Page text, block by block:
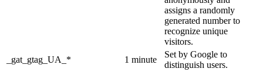
assigns a randomly
generated number to
recognize unique
visitors.
_gat_gtag_UA_*
1 minute
Set by Google to
distinguish users.